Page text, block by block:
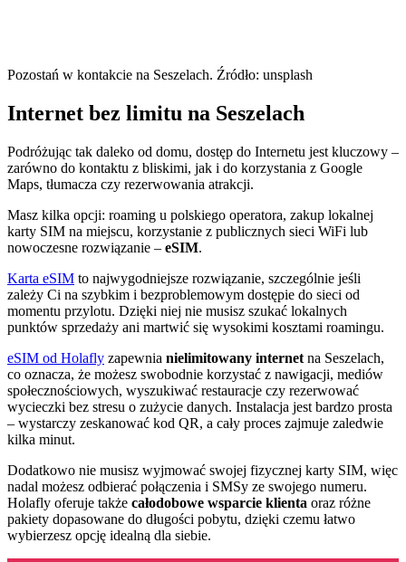
Pozostań w kontakcie na Seszelach. Źródło: unsplash
Internet bez limitu na Seszelach
Podróżując tak daleko od domu, dostęp do Internetu jest kluczowy –
zarówno do kontaktu z bliskimi, jak i do korzystania z Google
Maps, tłumacza czy rezerwowania atrakcji.
Masz kilka opcji: roaming u polskiego operatora, zakup lokalnej
karty SIM na miejscu, korzystanie z publicznych sieci WiFi lub
nowoczesne rozwiązanie – eSIM.
Karta eSIM to najwygodniejsze rozwiązanie, szczególnie jeśli
zależy Ci na szybkim i bezproblemowym dostępie do sieci od
momentu przylotu. Dzięki niej nie musisz szukać lokalnych
punktów sprzedaży ani martwić się wysokimi kosztami roamingu.
eSIM od Holafly zapewnia nielimitowany internet na Seszelach,
co oznacza, że możesz swobodnie korzystać z nawigacji, mediów
społecznościowych, wyszukiwać restauracje czy rezerwować
wycieczki bez stresu o zużycie danych. Instalacja jest bardzo prosta
– wystarczy zeskanować kod QR, a cały proces zajmuje zaledwie
kilka minut.
Dodatkowo nie musisz wyjmować swojej fizycznej karty SIM, więc
nadal możesz odbierać połączenia i SMSy ze swojego numeru.
Holafly oferuje także całodobowe wsparcie klienta oraz różne
pakiety dopasowane do długości pobytu, dzięki czemu łatwo
wybierzesz opcję idealną dla siebie.